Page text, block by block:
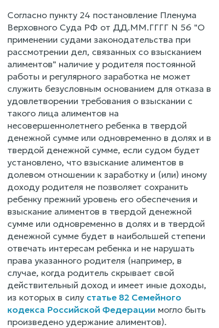
Согласно пункту 24 постановление Пленума
Верховного Суда РФ от ДД.ММ.ГГГГ N 56 "О
применении судами законодательства при
рассмотрении дел, связанных со взысканием
алиментов" наличие у родителя постоянной
работы и регулярного заработка не может
служить безусловным основанием для отказа в
удовлетворении требования о взыскании с
такого лица алиментов на
несовершеннолетнего ребенка в твердой
денежной сумме или одновременно в долях и в
твердой денежной сумме, если судом будет
установлено, что взыскание алиментов в
долевом отношении к заработку и (или) иному
доходу родителя не позволяет сохранить
ребенку прежний уровень его обеспечения и
взыскание алиментов в твердой денежной
сумме или одновременно в долях и в твердой
денежной сумме будет в наибольшей степени
отвечать интересам ребенка и не нарушать
права указанного родителя (например, в
случае, когда родитель скрывает свой
действительный доход и имеет иные доходы,
из которых в силу статье 82 Семейного
кодекса Российской Федерации могло быть
произведено удержание алиментов).